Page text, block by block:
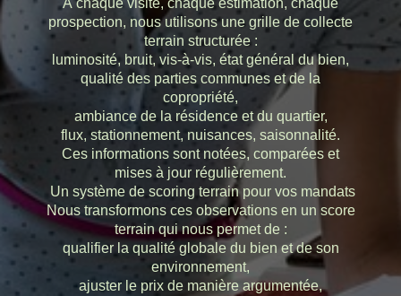
À chaque visite, chaque estimation, chaque
prospection, nous utilisons une grille de collecte
terrain structurée :
luminosité, bruit, vis-à-vis, état général du bien,
qualité des parties communes et de la
copropriété,
ambiance de la résidence et du quartier,
flux, stationnement, nuisances, saisonnalité.
Ces informations sont notées, comparées et
mises à jour régulièrement.
Un système de scoring terrain pour vos mandats
Nous transformons ces observations en un score
terrain qui nous permet de :
qualifier la qualité globale du bien et de son
environnement,
ajuster le prix de manière argumentée,